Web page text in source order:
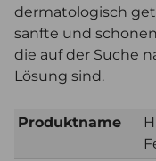
dermatologisch
sanfte und
die auf der Suche
Lösung sind.
Produktname